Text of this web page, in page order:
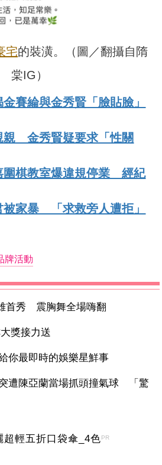
宅的裝潢。（圖／翻攝自隋
棠IG）
賽綸與金秀賢「臉貼臉」
親 金秀賢疑要求「性關
圍棋教室爆違規停業 經紀
被家暴 「求救旁人遭拒」
牌活動
首秀 震胸舞全場嗨翻
獎接力送
你最即時的娛樂星鮮事
遭陳亞蘭當場抓頭撞氣球 「驚
輕五折口袋傘_4色 PR